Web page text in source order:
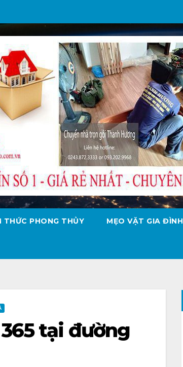
THỨC PHONG THỦY MẸO VẶT GIA ĐÌNH
tại đường